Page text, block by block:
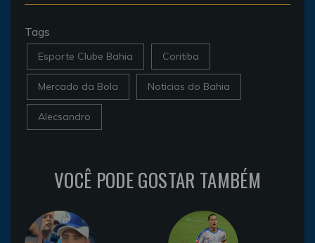
Tags
Esporte Clube Bahia Coritiba
Mercado da Bola Noticias do Bahia
Alecsandro
VOCÊ PODE GOSTAR TAMBÉM